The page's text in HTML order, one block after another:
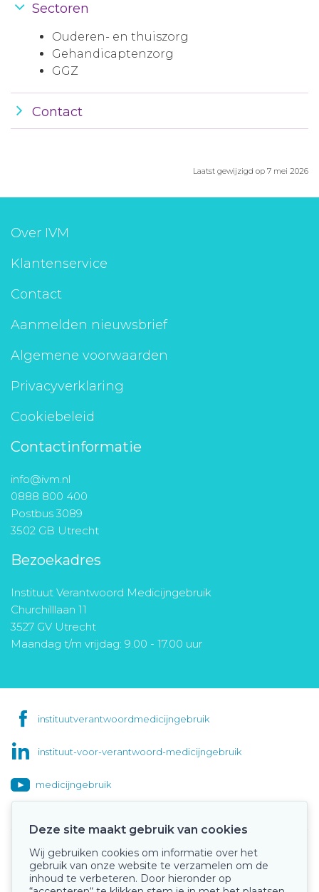
Sectoren
Ouderen- en thuiszorg
Gehandicaptenzorg
GGZ
Contact
Laatst gewijzigd op 7 mei 2026
Over IVM
Klantenservice
Contact
Aanmelden nieuwsbrief
Algemene voorwaarden
Privacyverklaring
Cookiebeleid
Contactinformatie
info@ivm.nl
0888 800 400
Postbus 3089
3502 GB Utrecht
Bezoekadres
Instituut Verantwoord Medicijngebruik
Churchilllaan 11
3527 GV Utrecht
Maandag t/m vrijdag: 9.00 - 17.00 uur
instituutverantwoordmedicijngebruik
instituut-voor-verantwoord-medicijngebruik
medicijngebruik
Onze keurmerken
Deze site maakt gebruik van cookies
Wij gebruiken cookies om informatie over het
gebruik van onze website te verzamelen om de
inhoud te verbeteren. Door hieronder op